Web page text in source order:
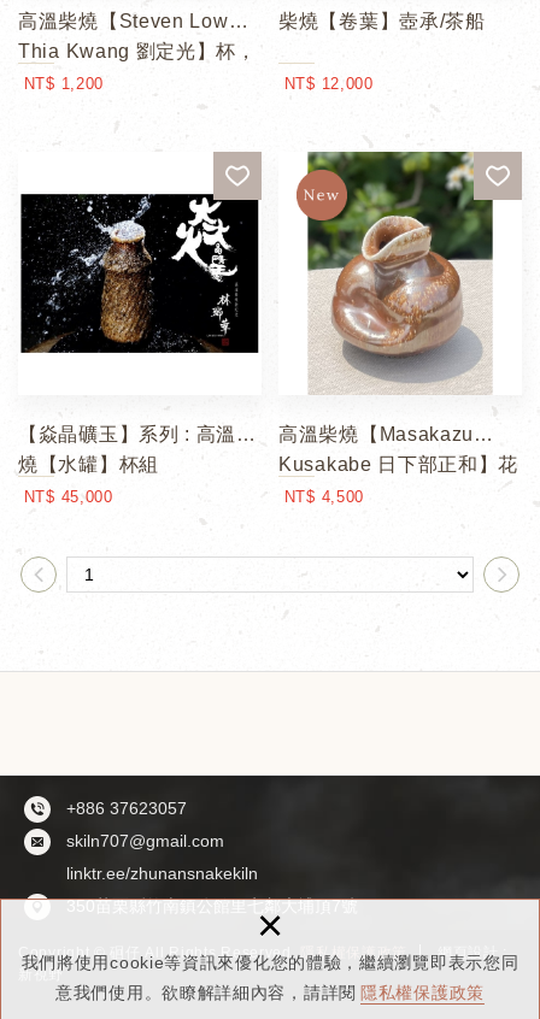
我們將使用cookie等資訊來優化您的體驗，繼續瀏覽即表示您同
意我們使用。欲瞭解詳細內容，請詳閱 隱私權保護政策
×
高溫柴燒【Steven Low
Thia Kwang 劉定光】杯，
三款可選
NT$ 1,200
柴燒【卷葉】壺承/茶船
NT$ 12,000
【焱晶礦玉】系列 : 高溫柴
燒【水罐】杯組
NT$ 45,000
高溫柴燒【Masakazu
Kusakabe 日下部正和】花
器
NT$ 4,500
+886 37623057
skiln707@gmail.com
linktr.ee/zhunansnakekiln
350苗栗縣竹南鎮公館里七鄰大埔頂7號
Copyright © 硘仔 All Rights Reserved. 隱私權保護政策
網頁設計 :
新視野